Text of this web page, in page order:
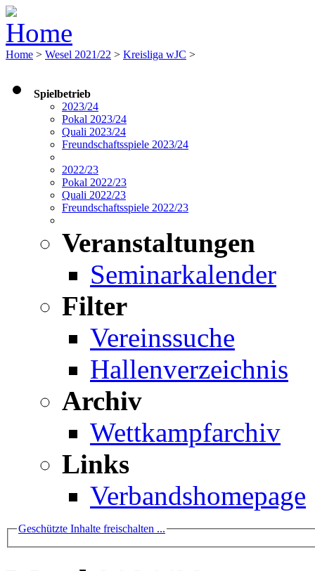
Home > Wesel 2021/22 > Kreisliga wJC >
Spielbetrieb
2023/24
Pokal 2023/24
Quali 2023/24
Freundschaftsspiele 2023/24
2022/23
Pokal 2022/23
Quali 2022/23
Freundschaftsspiele 2022/23
Veranstaltungen
Seminarkalender
Filter
Vereinssuche
Hallenverzeichnis
Archiv
Wettkampfarchiv
Links
Verbandshomepage
Geschützte Inhalte freischalten ...